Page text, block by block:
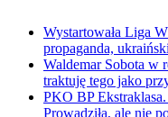
Wystartowała Liga
propaganda,
Waldemar Sobota w
traktuję tego jako
PKO BP
Prowadziła, ale nie